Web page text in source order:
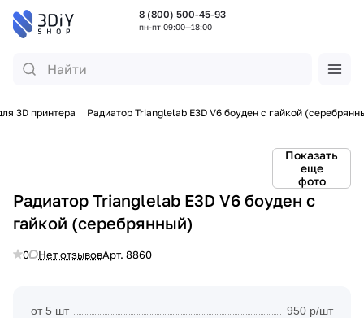
8 (800) 500-45-93
пн-пт 09:00—18:00
3D принтера Радиатор Trianglelab E3D V6 боуден с гайкой
Показать
еще
фото
Радиатор Trianglelab E3D V6 боуден с
гайкой (серебрянный)
0 Нет отзывовАрт. 8860
от 5 шт
950 р/шт